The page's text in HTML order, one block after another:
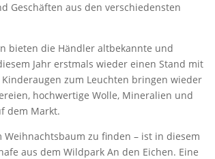
Geschäften aus den verschiedensten
bieten die Händler altbekannte und
Jahr erstmals wieder einen Stand mit
Kinderaugen zum Leuchten bringen wieder
hochwertige Wolle, Mineralien und
dem Markt.
Weihnachtsbaum zu finden – ist in diesem
aus dem Wildpark An den Eichen. Eine